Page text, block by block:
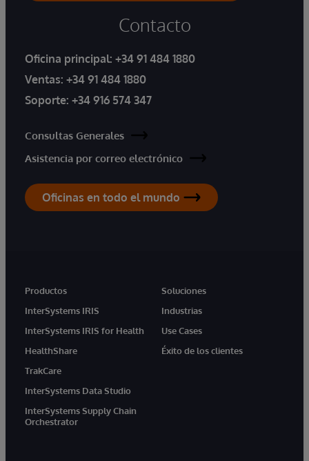
Contacto
Oficina principal: +34 91 484 1880
Ventas: +34 91 484 1880
Soporte: +34 916 574 347
Consultas Generales
Asistencia por correo electrónico
Oficinas en todo el mundo
Productos
InterSystems IRIS
InterSystems IRIS for Health
HealthShare
TrakCare
InterSystems Data Studio
InterSystems Supply Chain
Orchestrator
Soluciones
Industrias
Use Cases
Éxito de los clientes